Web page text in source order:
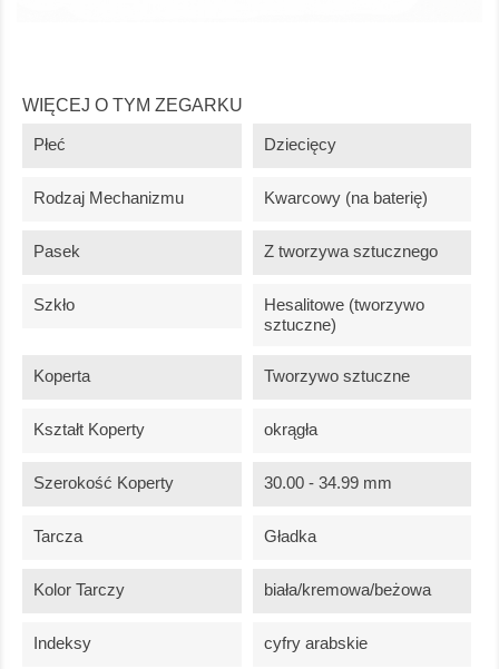
WIĘCEJ O TYM ZEGARKU
Płeć Dziecięcy
Rodzaj Mechanizmu Kwarcowy (na baterię)
Pasek Z tworzywa sztucznego
Szkło
Hesalitowe (tworzywo
sztuczne)
Koperta Tworzywo sztuczne
Kształt Koperty okrągła
Szerokość Koperty 30.00 - 34.99 mm
Tarcza Gładka
Kolor Tarczy biała/kremowa/beżowa
Indeksy cyfry arabskie